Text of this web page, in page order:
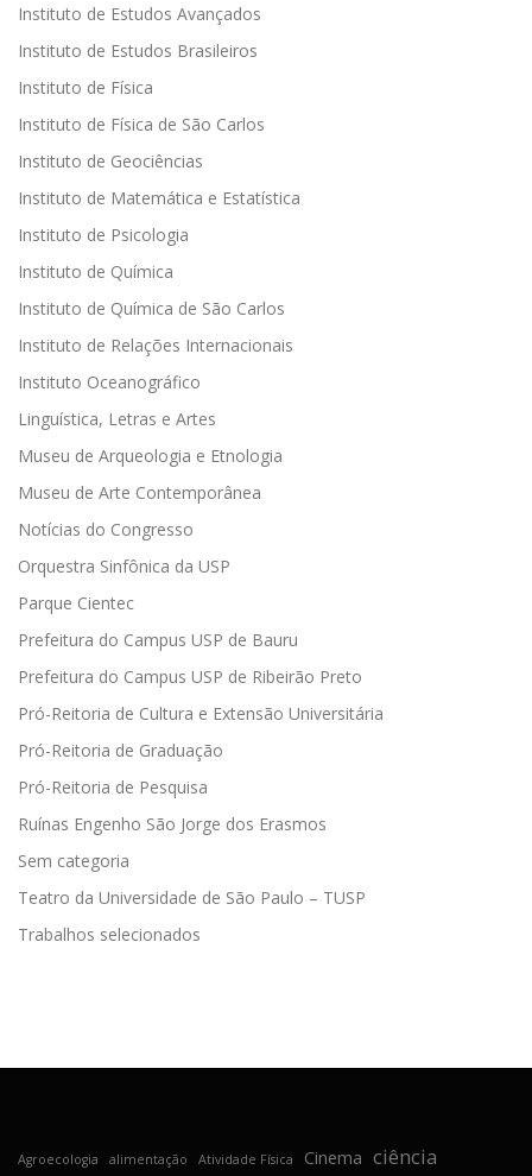
Instituto de Estudos Avançados
Instituto de Estudos Brasileiros
Instituto de Física
Instituto de Física de São Carlos
Instituto de Geociências
Instituto de Matemática e Estatística
Instituto de Psicologia
Instituto de Química
Instituto de Química de São Carlos
Instituto de Relações Internacionais
Instituto Oceanográfico
Linguística, Letras e Artes
Museu de Arqueologia e Etnologia
Museu de Arte Contemporânea
Notícias do Congresso
Orquestra Sinfônica da USP
Parque Cientec
Prefeitura do Campus USP de Bauru
Prefeitura do Campus USP de Ribeirão Preto
Pró-Reitoria de Cultura e Extensão Universitária
Pró-Reitoria de Graduação
Pró-Reitoria de Pesquisa
Ruínas Engenho São Jorge dos Erasmos
Sem categoria
Teatro da Universidade de São Paulo – TUSP
Trabalhos selecionados
Agroecologia alimentação Atividade Física Cinema ciência